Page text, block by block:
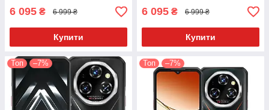
6 095 ₴ 6 999 ₴
Купити
6 095 ₴ 6 999 ₴
Купити
Топ –7% Топ –7%